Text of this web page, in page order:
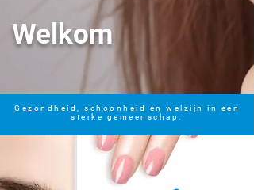
Welkom
Gezondheid, schoonheid en welzijn in een
sterke gemeenschap.